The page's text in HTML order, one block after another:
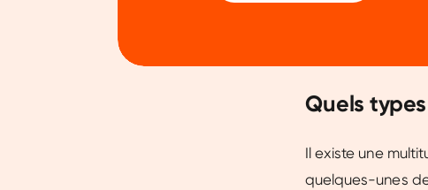
Quels
Il existe une
quelques-unes